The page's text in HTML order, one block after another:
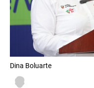
Dina Boluarte